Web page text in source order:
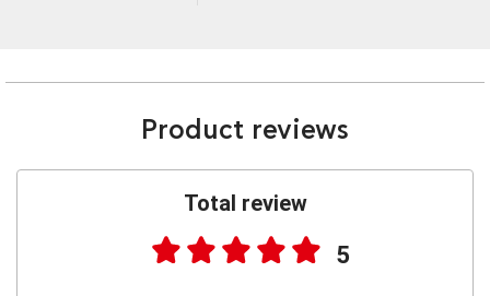
Product reviews
Total review
5